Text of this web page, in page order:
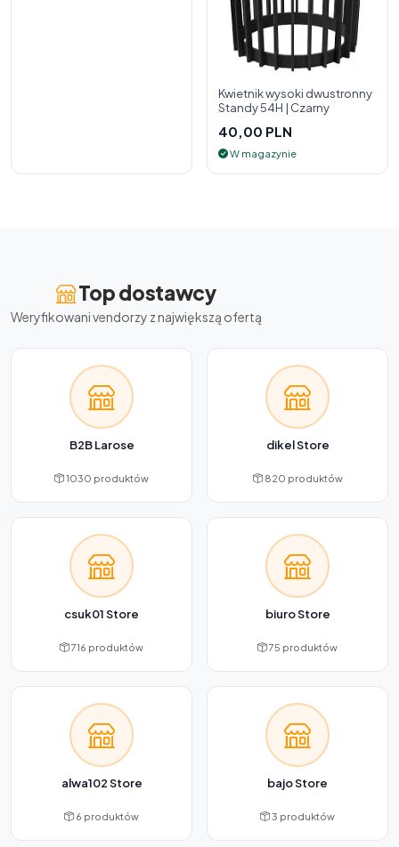
Kwietnik wysoki dwustronny
Standy 54H | Czarny
40,00 PLN
W magazynie
Top dostawcy
Weryfikowani vendorzy z największą ofertą
B2B Larose
1030 produktów
dikel Store
820 produktów
csuk01 Store
716 produktów
biuro Store
75 produktów
alwa102 Store
6 produktów
bajo Store
3 produktów